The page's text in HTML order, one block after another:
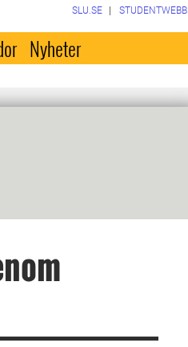
SLU.SE STUDENTWEBB
Nyheter